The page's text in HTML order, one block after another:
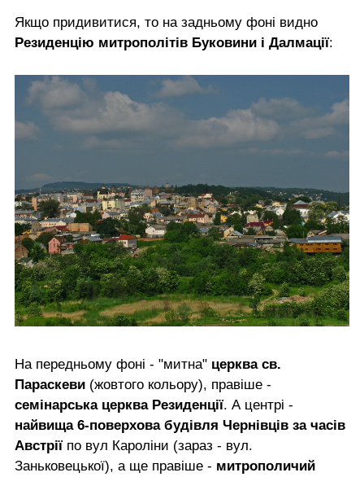
Якщо придивитися, то на задньому фоні видно
Резиденцію митрополітів Буковини і Далмації:
На передньому фоні - "митна" церква св.
Параскеви (жовтого кольору), правіше -
семінарська церква Резиденції. А центрі -
найвища 6-поверхова будівля Чернівців за часів
Австрії по вул Кароліни (зараз - вул.
Заньковецької), а ще правіше - митрополичий